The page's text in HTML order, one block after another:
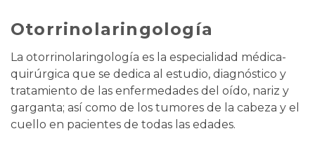
Otorrinolaringología
La otorrinolaringología es la especialidad médica-
quirúrgica que se dedica al estudio, diagnóstico y
tratamiento de las enfermedades del oído, nariz y
garganta; así como de los tumores de la cabeza y el
cuello en pacientes de todas las edades.